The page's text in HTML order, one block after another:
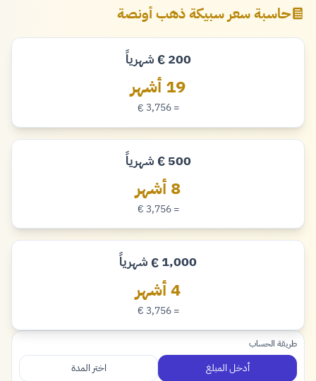
حاسبة سعر سبيكة ذهب أونصة
200
يورو
€ شهرياً
19 أشهر
= 3,756 يورو
€
500
يورو
€ شهرياً
8 أشهر
= 3,756 يورو
€
1,000
يورو
€ شهرياً
4 أشهر
= 3,756 يورو
€
طريقة الحساب
أدخل المبلغ اختر المدة